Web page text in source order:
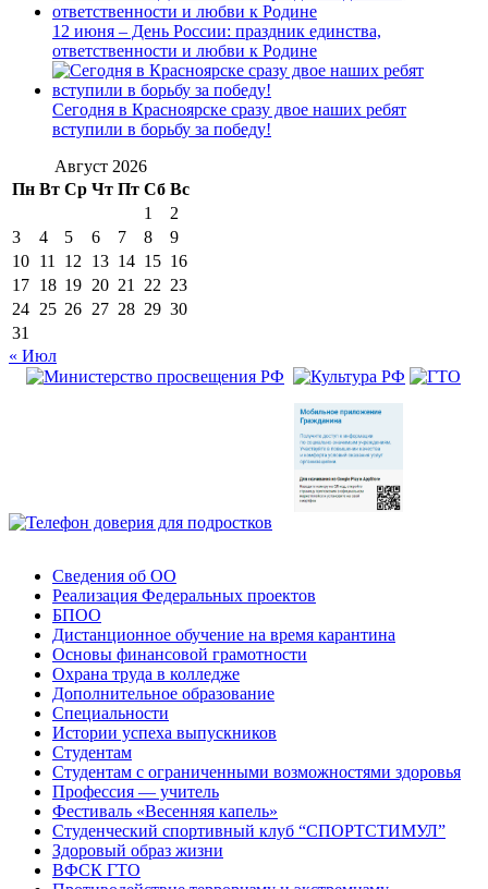
12 июня – День России: праздник единства,
ответственности и любви к Родине
Сегодня в Красноярске сразу двое наших ребят
вступили в борьбу за победу!
Август 2026
Пн Вт Ср Чт Пт Сб Вс
1
2
3
4 5 6 7 8
9
10 11 12 13 14 15 16
17 18 19 20 21 22 23
24 25 26 27 28 29 30
31
« Июл
Сведения об ОО
Реализация Федеральных проектов
БПОО
Дистанционное обучение на время карантина
Основы финансовой грамотности
Охрана труда в колледже
Дополнительное образование
Специальности
Истории успеха выпускников
Студентам
Студентам с ограниченными возможностями здоровья
Профессия — учитель
Фестиваль «Весенняя капель»
Студенческий спортивный клуб “СПОРТСТИМУЛ”
Здоровый образ жизни
ВФСК ГТО